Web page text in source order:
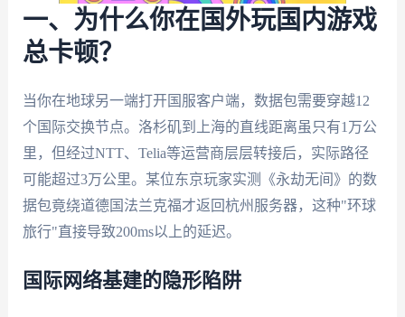
一、为什么你在国外玩国内游戏
总卡顿？
当你在地球另一端打开国服客户端，数据包需要穿越12
个国际交换节点。洛杉矶到上海的直线距离虽只有1万公
里，但经过NTT、Telia等运营商层层转接后，实际路径
可能超过3万公里。某位东京玩家实测《永劫无间》的数
据包竟绕道德国法兰克福才返回杭州服务器，这种"环球
旅行"直接导致200ms以上的延迟。
国际网络基建的隐形陷阱